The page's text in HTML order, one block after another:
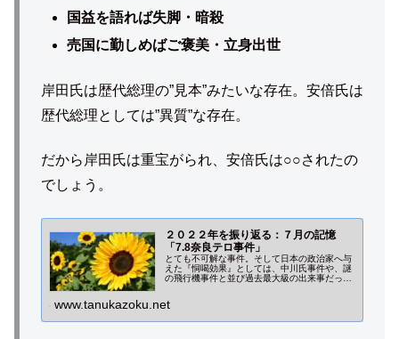
国益を語れば失脚・暗殺
売国に勤しめばご褒美・立身出世
岸田氏は歴代総理の”見本”みたいな存在。安倍氏は
歴代総理としては”異質”な存在。
だから岸田氏は重宝がられ、安倍氏は○○されたの
でしょう。
２０２２年を振り返る：７月の記憶
「7.8奈良テロ事件」
とても不可解な事件。そして日本の政治家へ与
えた『恫喝効果』としては、中川氏事件や、謎
の飛行機事件と並び過去最大級の出来事だった
お仕事です！
www.tanukazoku.net